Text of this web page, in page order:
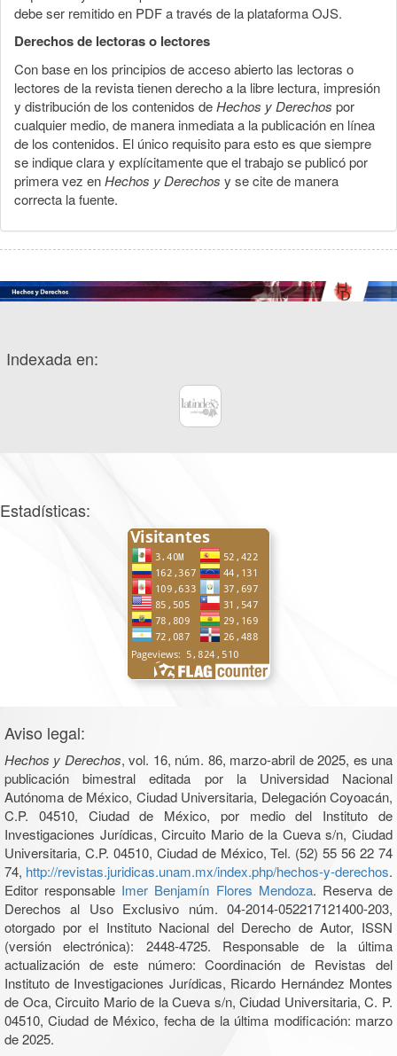
debe ser remitido en PDF a través de la plataforma OJS.
Derechos de lectoras o lectores
Con base en los principios de acceso abierto las lectoras o
lectores de la revista tienen derecho a la libre lectura, impresión
y distribución de los contenidos deHechos y Derechos por
cualquier medio, de manera inmediata a la publicación en línea
de los contenidos. El único requisito para esto es que siempre
se indique clara y explícitamente que el trabajo se publicó por
primera vez enHechos y Derechos y se cite de manera
correcta la fuente.
Indexada en:
Estadísticas:
Aviso legal:
Hechos y Derechos, vol. 16, núm. 86, marzo-abril de 2025, es una
publicación bimestral editada por la Universidad Nacional
Autónoma de México, Ciudad Universitaria, Delegación Coyoacán,
C.P. 04510, Ciudad de México, por medio del Instituto de
Investigaciones Jurídicas, Circuito Mario de la Cueva s/n, Ciudad
Universitaria, C.P. 04510, Ciudad de México, Tel. (52) 55 56 22 74
74, http://revistas.juridicas.unam.mx/index.php/hechos-y-derechos.
Editor responsable Imer Benjamín Flores Mendoza. Reserva de
Derechos al Uso Exclusivo núm. 04-2014-052217121400-203,
otorgado por el Instituto Nacional del Derecho de Autor, ISSN
(versión electrónica): 2448-4725. Responsable de la última
actualización de este número: Coordinación de Revistas del
Instituto de Investigaciones Jurídicas, Ricardo Hernández Montes
de Oca, Circuito Mario de la Cueva s/n, Ciudad Universitaria, C. P.
04510, Ciudad de México, fecha de la última modificación: marzo
de 2025.